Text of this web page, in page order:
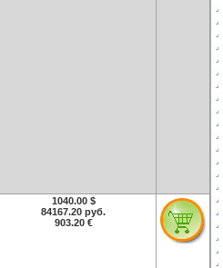
1040.00 $
84167.20 руб.
903.20 €